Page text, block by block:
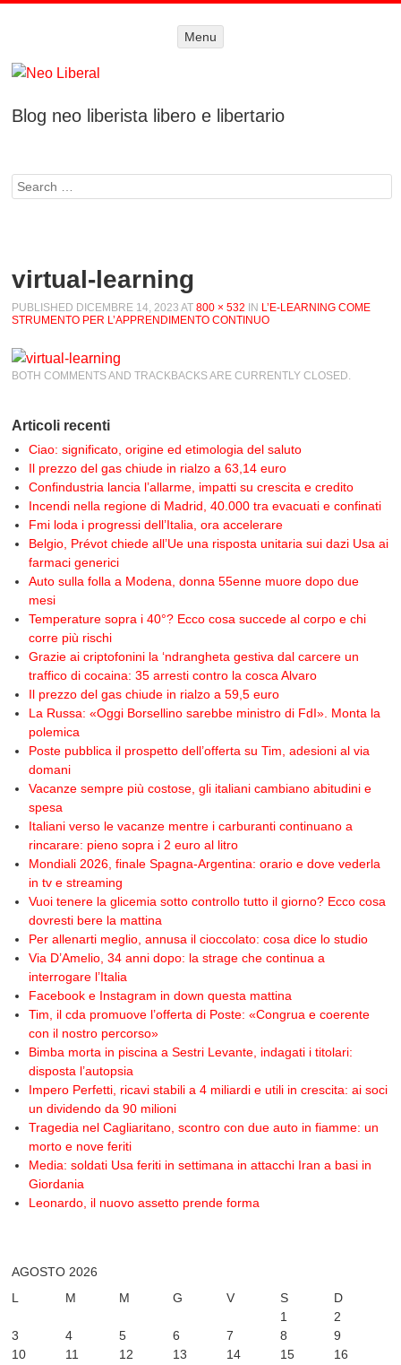
Menu
Blog neo liberista libero e libertario
Search
virtual-learning
PUBLISHED DICEMBRE 14, 2023 AT800 × 532 IN L’E-LEARNING COME
STRUMENTO PER L’APPRENDIMENTO CONTINUO
BOTH COMMENTS AND TRACKBACKS ARE CURRENTLY CLOSED.
Articoli recenti
Ciao: significato, origine ed etimologia del saluto
Il prezzo del gas chiude in rialzo a 63,14 euro
Confindustria lancia l’allarme, impatti su crescita e credito
Incendi nella regione di Madrid, 40.000 tra evacuati e confinati
Fmi loda i progressi dell’Italia, ora accelerare
Belgio, Prévot chiede all’Ue una risposta unitaria sui dazi Usa ai
farmaci generici
Auto sulla folla a Modena, donna 55enne muore dopo due
mesi
Temperature sopra i 40°? Ecco cosa succede al corpo e chi
corre più rischi
Grazie ai criptofonini la ‘ndrangheta gestiva dal carcere un
traffico di cocaina: 35 arresti contro la cosca Alvaro
Il prezzo del gas chiude in rialzo a 59,5 euro
La Russa: «Oggi Borsellino sarebbe ministro di FdI». Monta la
polemica
Poste pubblica il prospetto dell’offerta su Tim, adesioni al via
domani
Vacanze sempre più costose, gli italiani cambiano abitudini e
spesa
Italiani verso le vacanze mentre i carburanti continuano a
rincarare: pieno sopra i 2 euro al litro
Mondiali 2026, finale Spagna-Argentina: orario e dove vederla
in tv e streaming
Vuoi tenere la glicemia sotto controllo tutto il giorno? Ecco cosa
dovresti bere la mattina
Per allenarti meglio, annusa il cioccolato: cosa dice lo studio
Via D’Amelio, 34 anni dopo: la strage che continua a
interrogare l’Italia
Facebook e Instagram in down questa mattina
Tim, il cda promuove l’offerta di Poste: «Congrua e coerente
con il nostro percorso»
Bimba morta in piscina a Sestri Levante, indagati i titolari:
disposta l’autopsia
Impero Perfetti, ricavi stabili a 4 miliardi e utili in crescita: ai soci
un dividendo da 90 milioni
Tragedia nel Cagliaritano, scontro con due auto in fiamme: un
morto e nove feriti
Media: soldati Usa feriti in settimana in attacchi Iran a basi in
Giordania
Leonardo, il nuovo assetto prende forma
AGOSTO 2026
L
M M G V S
D
1
2
3
4 5 6 7 8
9
10
11 12 13 14 15
16